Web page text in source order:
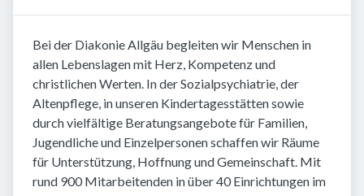
Bei der Diakonie Allgäu begleiten wir Menschen in
allen Lebenslagen mit Herz, Kompetenz und
christlichen Werten. In der Sozialpsychiatrie, der
Altenpflege, in unseren Kindertagesstätten sowie
durch vielfältige Beratungsangebote für Familien,
Jugendliche und Einzelpersonen schaffen wir Räume
für Unterstützung, Hoffnung und Gemeinschaft. Mit
rund 900 Mitarbeitenden in über 40 Einrichtungen im